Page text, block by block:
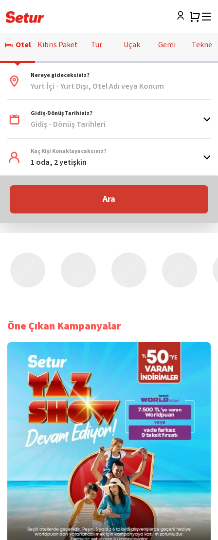
Otel Kıbrıs Paket Tur Uçak Gemi Tekne
Nereye gideceksiniz?
Yurt İçi - Yurt Dışı, Otel Adı veya Konum
Gidiş-Dönüş Tarihiniz?
Gidiş - Dönüş Tarihleri
Kaç Kişi Konaklayacaksınız?
1 oda, 2 yetişkin
Ara
Öne Çıkan Kampanyalar